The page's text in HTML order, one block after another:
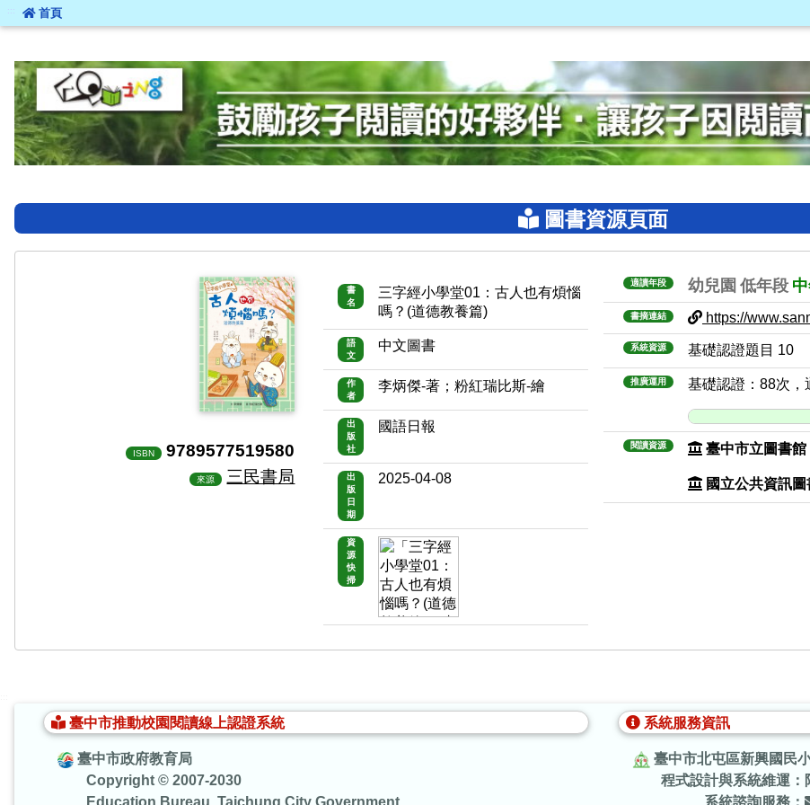
::: 首頁
圖書資源頁面
ISBN 9789577519580
來源 三民書局
書
名
三字經小學堂01：古人也有煩惱
嗎？(道德教養篇)
語
文
中文圖書
作
者
李炳傑-著；粉紅瑞比斯-繪
出
版
社
國語日報
出
版
日
期
2025-04-08
資
源
快
掃
適讀年段 幼兒園 低年段
書摘連結 https://
系統資源 基礎認證題目 10
推廣運用 基礎認證：88次，
閱讀資源 臺中市立圖書館
國立公共資訊圖
臺中市推動校園閱讀線上認證系統
臺中市政府教育局
Copyright © 2007-2030
Education Bureau, Taichung City Government.
系統服務資訊
臺中市北屯區新興國民
程式設計與系統維運：
系統諮詢服務：